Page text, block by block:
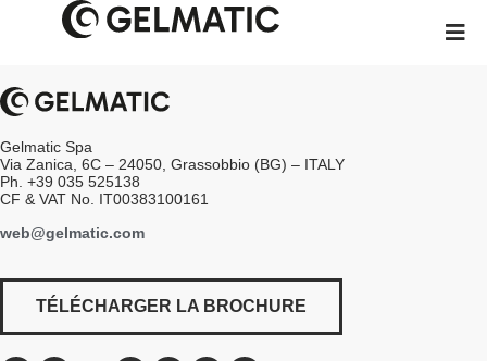
Gelmatic Spa
Via Zanica, 6C – 24050, Grassobbio (BG) – ITALY
Ph. +39 035 525138
CF & VAT No. IT00383100161
web@gelmatic.com
TÉLÉCHARGER LA BROCHURE